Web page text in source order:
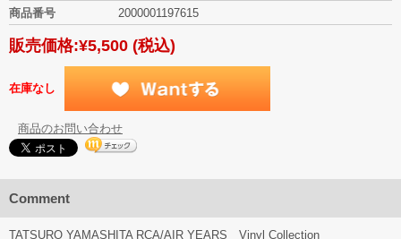
商品番号
2000001197615
販売価格:¥5,500 (税込)
在庫なし
商品のお問い合わせ
Comment
TATSURO YAMASHITA RCA/AIR YEARS Vinyl Collection